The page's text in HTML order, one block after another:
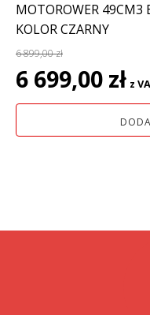
MOTOROWER 49CM3
KOLOR CZARNY
6 899,00zł
Pierwotna
cena
wynosiła:
6
6 699,00 zł
6
z